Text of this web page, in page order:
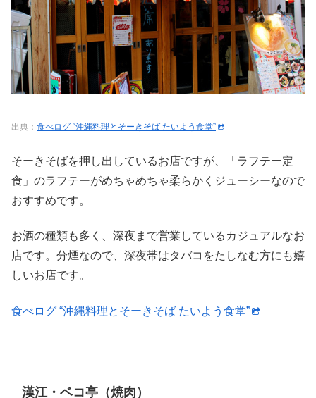
出典： 食べログ “沖縄料理とそーきそば たいよう食堂”
そーきそばを押し出しているお店ですが、「ラフテー定
食」のラフテーがめちゃめちゃ柔らかくジューシーなので
おすすめです。
お酒の種類も多く、深夜まで営業しているカジュアルなお
店です。分煙なので、深夜帯はタバコをたしなむ方にも嬉
しいお店です。
食べログ “沖縄料理とそーきそば たいよう食堂”
漢江・ベコ亭（焼肉）